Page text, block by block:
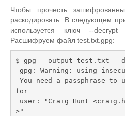
Чтобы прочесть
раскодировать. В следующем
используется ключ --
Расшифруем файл test.txt.gpg:
$ gpg --output test.txt --
for
>"